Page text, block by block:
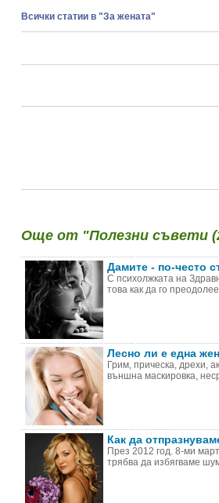
Всички статии в "За жената"
Още от "Полезни съвети
Дамите - по-често
С психолжката на
това как да го
Лесно ли е една
Грим, прическа, дрехи,
външна маскировка,
Как да
През 2012 год. 8-ми
трябва да избягваме